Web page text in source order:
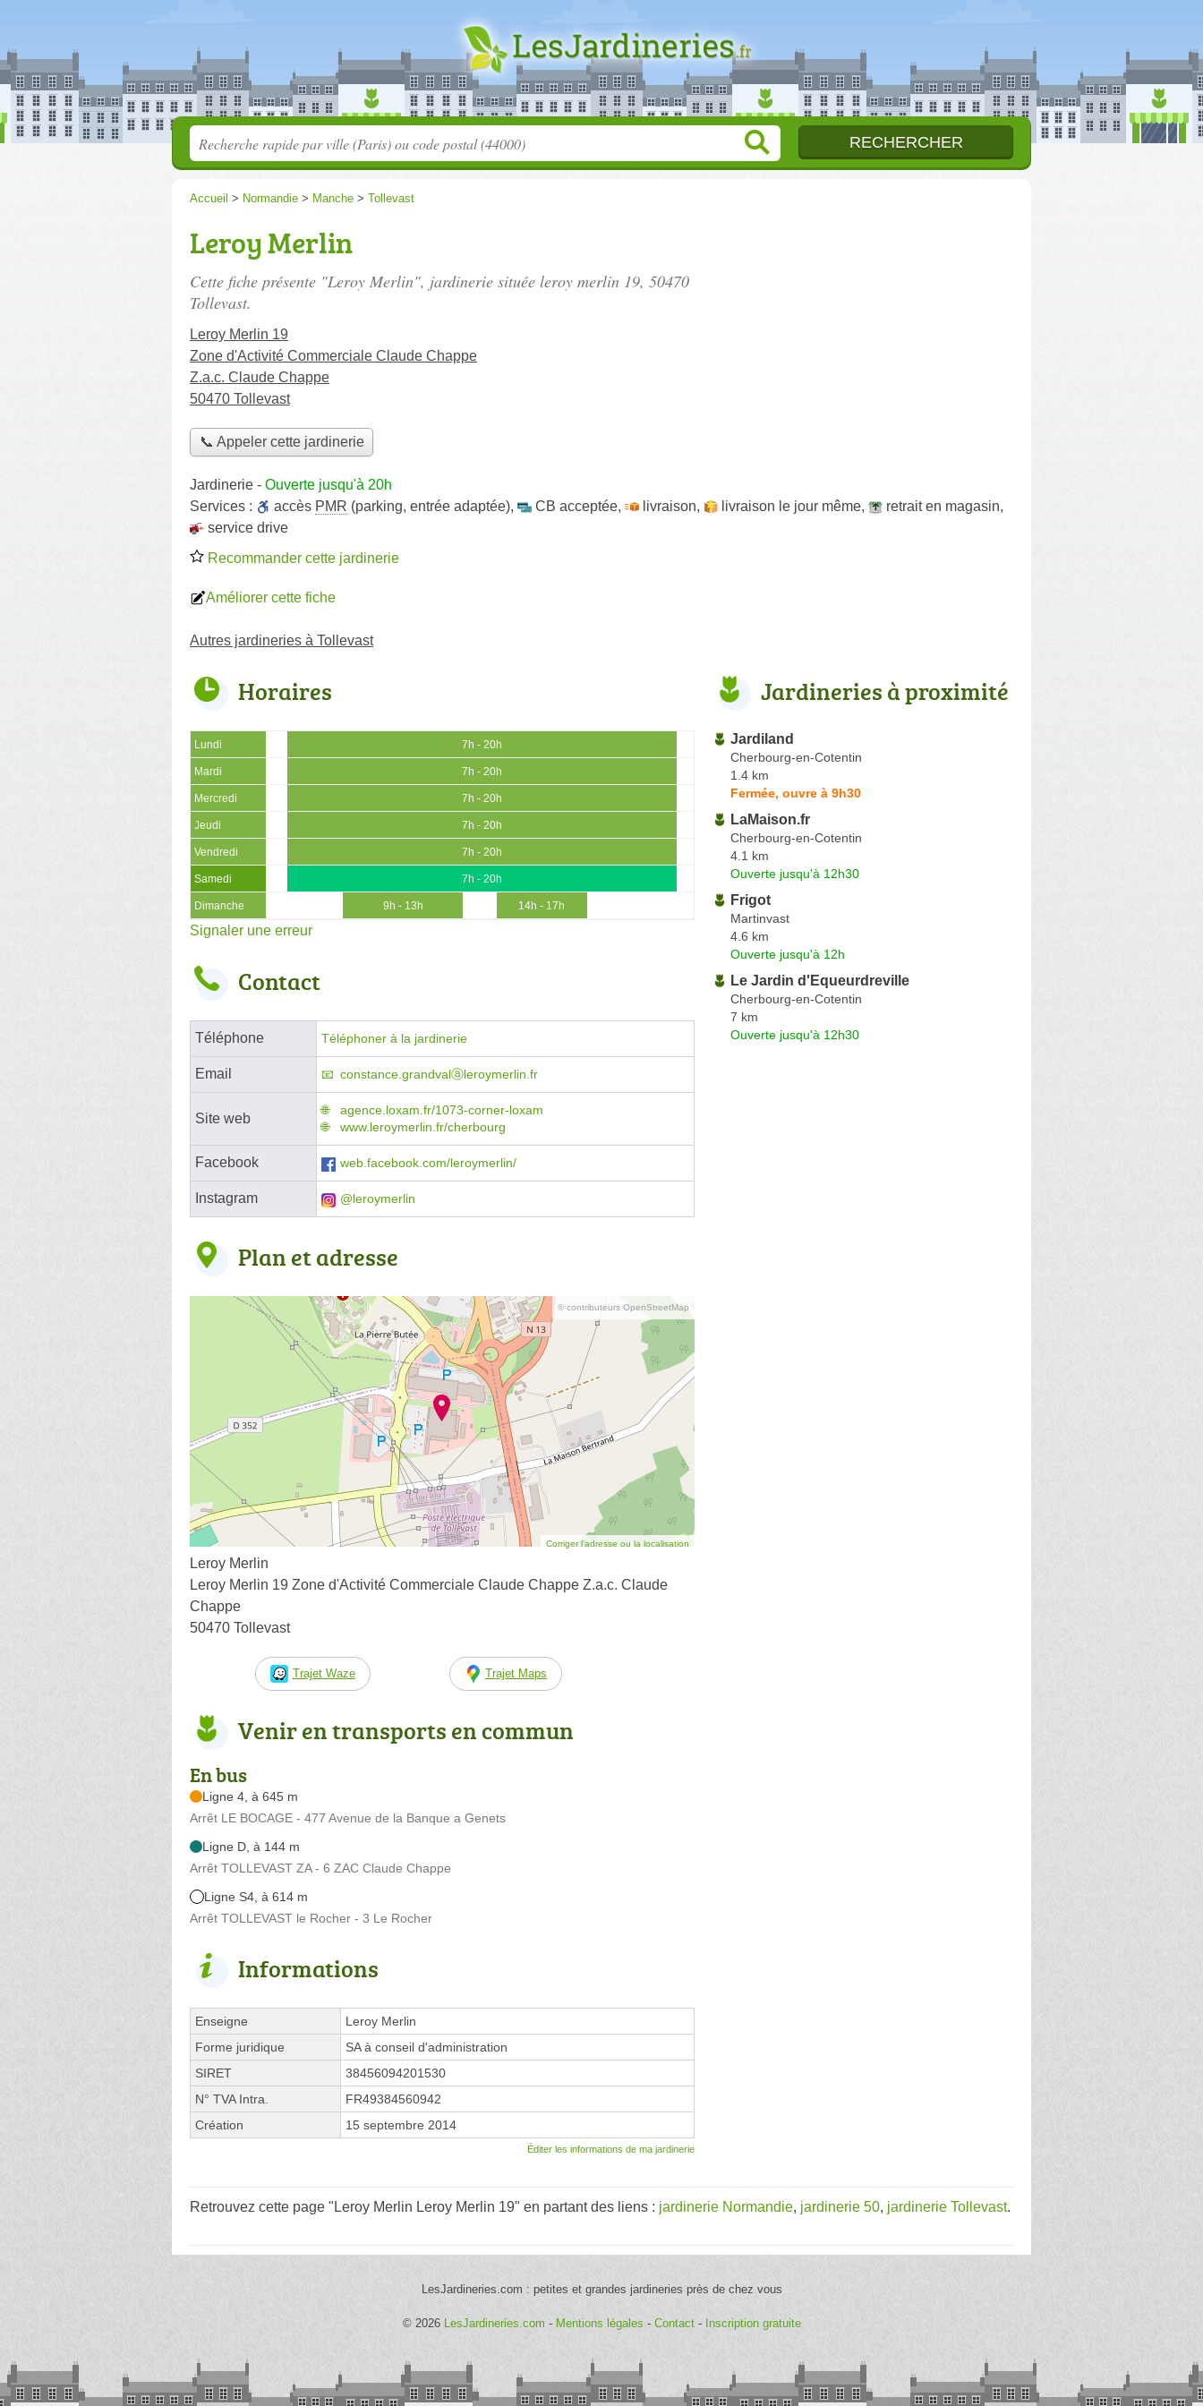
Accueil > Normandie > Manche > Tollevast
Leroy Merlin
Cette fiche présente "Leroy Merlin", jardinerie située leroy merlin 19, 50470
Tollevast.
Leroy Merlin 19
Zone d'Activité Commerciale Claude Chappe
Z.a.c. Claude Chappe
50470 Tollevast
📞 Appeler cette jardinerie
Jardinerie - Ouverte jusqu'à 20h
Services :
accès PMR (parking, entrée adaptée), CB acceptée, livraison, livraison le jour même, retrait en magasin,
service drive
Recommander cette jardinerie
Améliorer cette fiche
Autres jardineries à Tollevast
Horaires
Lundi 7h - 20h
Mardi 7h - 20h
Mercredi 7h - 20h
Jeudi 7h - 20h
Vendredi 7h - 20h
Samedi 7h - 20h
Dimanche 9h - 13h 14h - 17h
Signaler une erreur
Contact
Téléphone Téléphoner à la jardinerie
Email constance.grandvalⓐleroymerlin.fr
Site web
agence.loxam.fr/1073-corner-loxam
www.leroymerlin.fr/cherbourg
Facebook web.facebook.com/leroymerlin/
Instagram @leroymerlin
Plan et adresse
© contributeurs OpenStreetMap
Corriger l’adresse ou la localisation
Leroy Merlin
Leroy Merlin 19 Zone d'Activité Commerciale Claude Chappe Z.a.c. Claude
Chappe
50470 Tollevast
Trajet Waze Trajet Maps
Venir en transports en commun
En bus
Ligne 4, à 645 m
Arrêt LE BOCAGE - 477 Avenue de la Banque a Genets
Ligne D, à 144 m
Arrêt TOLLEVAST ZA - 6 ZAC Claude Chappe
Ligne S4, à 614 m
Arrêt TOLLEVAST le Rocher - 3 Le Rocher
Informations
Enseigne
Leroy Merlin
Forme juridique
SA à conseil d'administration
SIRET
38456094201530
N° TVA Intra.
FR49384560942
Création
15 septembre 2014
Éditer les informations de ma jardinerie
Jardineries à proximité
Jardiland
Cherbourg-en-Cotentin
1.4 km
Fermée, ouvre à 9h30
LaMaison.fr
Cherbourg-en-Cotentin
4.1 km
Ouverte jusqu'à 12h30
Frigot
Martinvast
4.6 km
Ouverte jusqu'à 12h
Le Jardin d'Equeurdreville
Cherbourg-en-Cotentin
7 km
Ouverte jusqu'à 12h30
Retrouvez cette page "Leroy Merlin Leroy Merlin 19" en partant des liens : jardinerie Normandie, jardinerie 50, jardinerie Tollevast.
LesJardineries.com : petites et grandes jardineries près de chez vous
© 2026 LesJardineries.com - Mentions légales - Contact- Inscription gratuite